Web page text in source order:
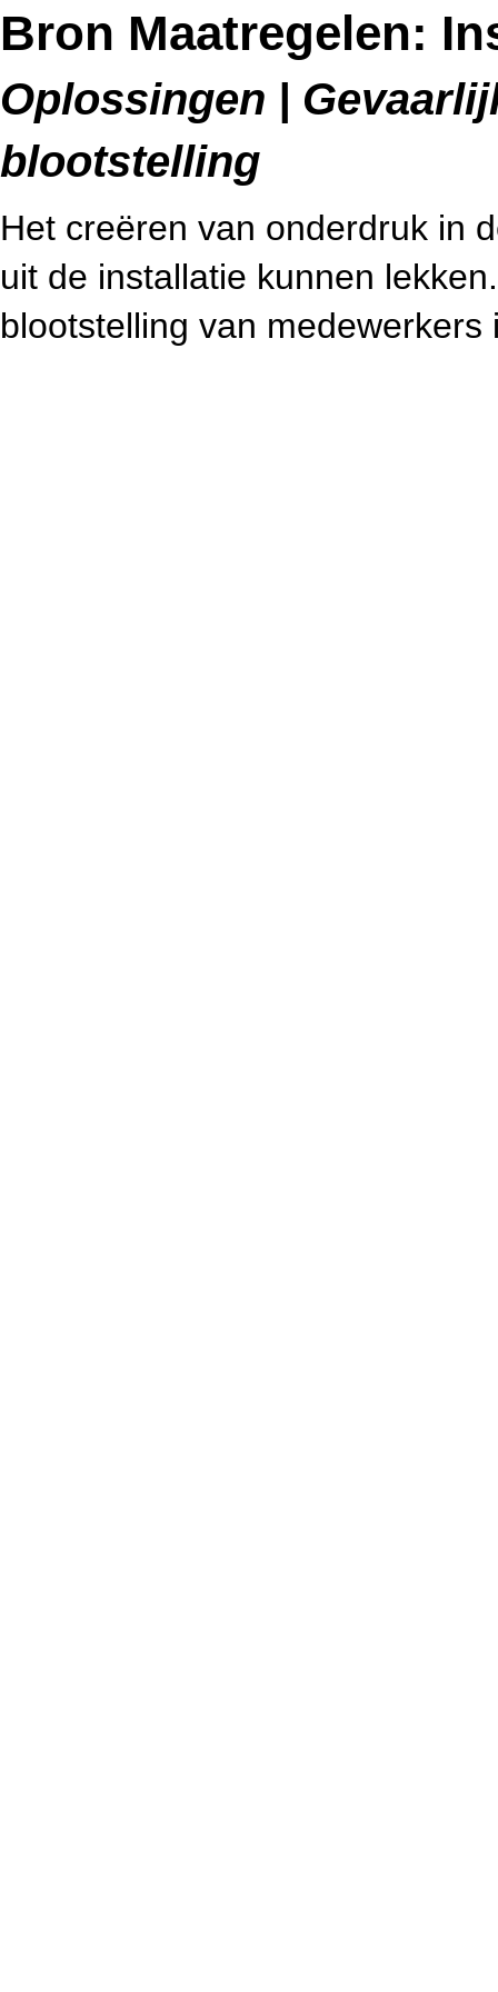
Bron Maatregelen:
Oplossingen |
blootstelling
Het creëren van onderdruk in
uit de installatie kunnen
blootstelling van